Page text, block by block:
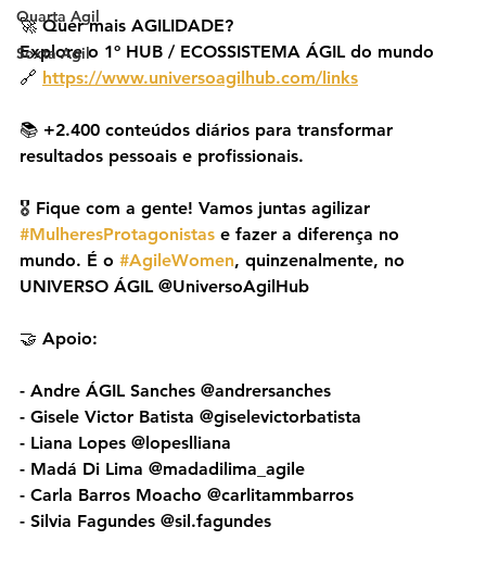
Quarta Agil
Sexta Agil
🚀 Quer mais AGILIDADE?
Explore o 1º HUB / ECOSSISTEMA ÁGIL do mundo
🔗 https://www.universoagilhub.com/links
📚 +2.400 conteúdos diários para transformar
resultados pessoais e profissionais.
🎖️ Fique com a gente! Vamos juntas agilizar
#MulheresProtagonistas e fazer a diferença no
mundo. É o #AgileWomen, quinzenalmente, no
UNIVERSO ÁGIL @UniversoAgilHub
🤝 Apoio:
- Andre ÁGIL Sanches @andrersanches
- Gisele Victor Batista @giselevictorbatista
- Liana Lopes @lopeslliana
- Madá Di Lima @madadilima_agile
- Carla Barros Moacho @carlitammbarros
- Silvia Fagundes @sil.fagundes